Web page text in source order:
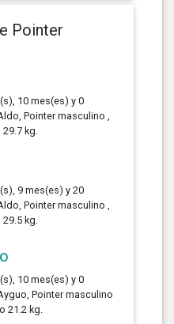
Pointer
10 mes(es) y 0
Pointer masculino ,
kg.
9 mes(es) y 20
Pointer masculino ,
kg.
10 mes(es) y 0
Pointer masculino
21.2 kg.